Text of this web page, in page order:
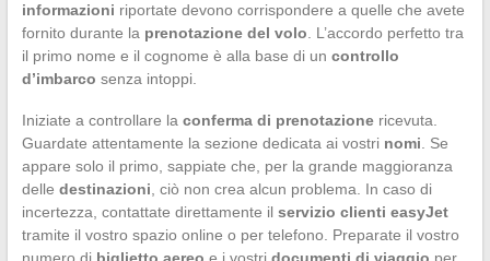
informazioni riportate devono corrispondere a quelle che avete
fornito durante la prenotazione del volo . L’accordo perfetto tra
il primo nome e il cognome è alla base di un controllo
d’imbarco senza intoppi.
Iniziate a controllare la conferma di prenotazionericevuta.
Guardate attentamente la sezione dedicata ai vostri nomi . Se
appare solo il primo, sappiate che, per la grande maggioranza
delle destinazioni , ciò non crea alcun problema. In caso di
incertezza, contattate direttamente il servizio clienti easyJet
tramite il vostro spazio online o per telefono. Preparate il vostro